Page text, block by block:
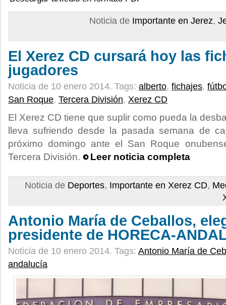
Noticia de Importante en Jerez,
El Xerez CD cursará hoy las
jugadores
Noticia de 10 enero 2014. Tags: alberto, fichajes,
San Roque, Tercera División, Xerez CD
El Xerez CD tiene que suplir como pueda la
lleva sufriendo desde la pasada semana de
próximo domingo ante el San Roque
Tercera División.
Leer noticia completa
Noticia de Deportes, Importante en Xerez CD,
Antonio María de Ceballos,
presidente de HORECA-
Noticia de 10 enero 2014. Tags: Antonio María de
andalucía